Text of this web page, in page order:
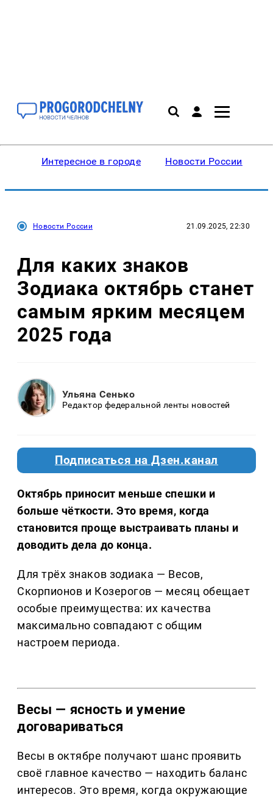
Интересное в городе Новости России
Новости России 21.09.2025, 22:30
Для каких знаков
Зодиака октябрь станет
самым ярким месяцем
2025 года
Ульяна Сенько
Редактор федеральной ленты новостей
Подписаться на Дзен.канал
Октябрь приносит меньше спешки и
больше чёткости. Это время, когда
становится проще выстраивать планы и
доводить дела до конца.
Для трёх знаков зодиака — Весов,
Скорпионов и Козерогов — месяц обещает
особые преимущества: их качества
максимально совпадают с общим
настроем периода.
Весы — ясность и умение
договариваться
Весы в октябре получают шанс проявить
своё главное качество — находить баланс
интересов. Это время, когда окружающие